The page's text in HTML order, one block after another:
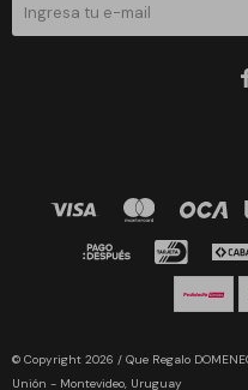
© Copyright 2026 / Que Regalo
Unión - Montevideo, Uruguay